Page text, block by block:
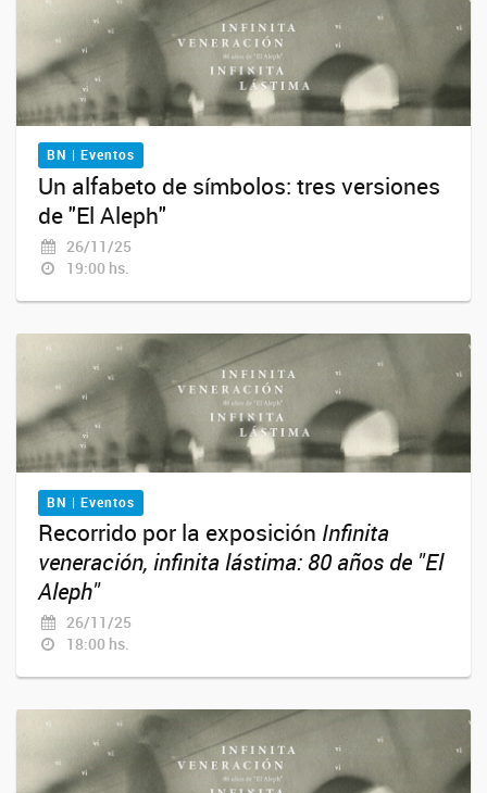
BN | Eventos
Un alfabeto de símbolos: tres versiones
de "El Aleph"
26/11/25
19:00 hs.
BN | Eventos
Recorrido por la exposición Infinita
veneración, infinita lástima: 80 años de "El
Aleph"
26/11/25
18:00 hs.